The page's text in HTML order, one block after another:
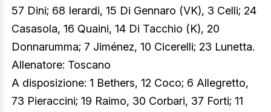
57 Dini; 68 Ierardi, 15 Di Gennaro (VK), 3 Celli; 24
Casasola, 16 Quaini, 14 Di Tacchio (K), 20
Donnarumma; 7 Jiménez, 10 Cicerelli; 23 Lunetta.
Allenatore: Toscano
A disposizione: 1 Bethers, 12 Coco; 6 Allegretto,
73 Pieraccini; 19 Raimo, 30 Corbari, 37 Forti; 11